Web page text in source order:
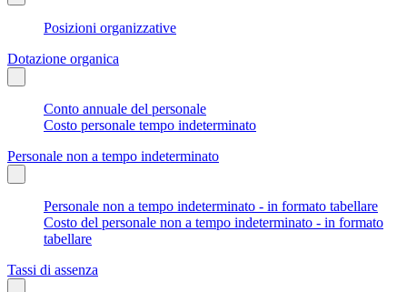
Posizioni organizzative
Dotazione organica
Conto annuale del personale
Costo personale tempo indeterminato
Personale non a tempo indeterminato
Personale non a tempo indeterminato - in formato tabellare
Costo del personale non a tempo indeterminato - in formato
tabellare
Tassi di assenza